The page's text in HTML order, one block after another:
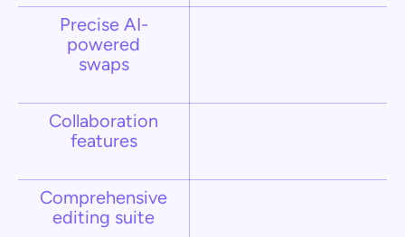
Precise AI-
powered
swaps
Collaboration
features
Comprehensive
editing suite